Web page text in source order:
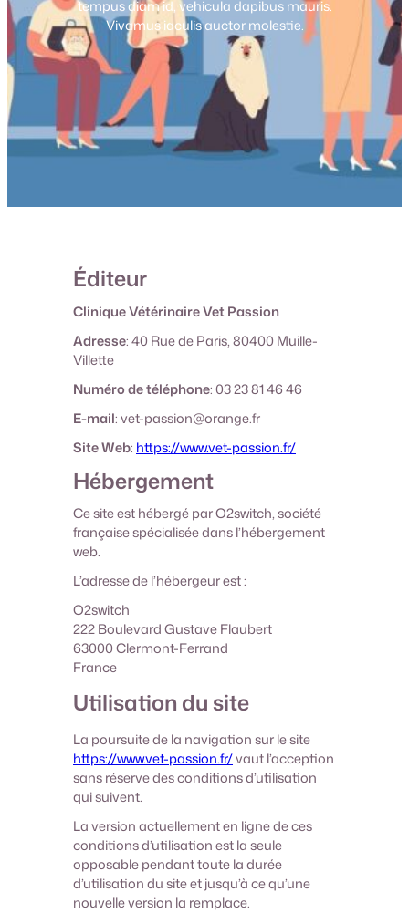
tempus diam id, vehicula dapibus mauris.
Vivamus iaculis auctor molestie.
Éditeur
Clinique Vétérinaire Vet Passion
Adresse: 40 Rue de Paris, 80400 Muille-
Villette
Numéro de téléphone: 03 23 81 46 46
E-mail: vet-passion@orange.fr
Site Web: https://www.vet-passion.fr/
Hébergement
Ce site est hébergé par O2switch, société
française spécialisée dans l’hébergement
web.
L’adresse de l’hébergeur est :
O2switch
222 Boulevard Gustave Flaubert
63000 Clermont-Ferrand
France
Utilisation du site
La poursuite de la navigation sur le site
https://www.vet-passion.fr/vaut l’acception
sans réserve des conditions d’utilisation
qui suivent.
La version actuellement en ligne de ces
conditions d’utilisation est la seule
opposable pendant toute la durée
d’utilisation du site et jusqu’à ce qu’une
nouvelle version la remplace.